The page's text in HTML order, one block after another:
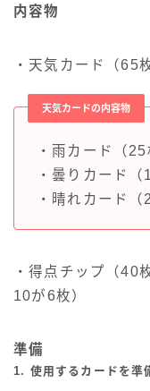
内容物
・天気カード（65
天気カードの内容物
・雨カード（
・曇りカード
・晴れカード
・得点チップ（40
10が6枚）
準備
1. 使用するカードを準